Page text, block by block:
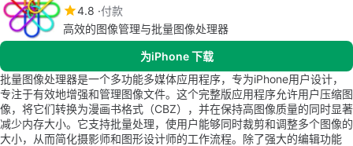
4.8 付款
高效的图像管理与批量图像处理器
为iPhone 下载
批量图像处理器是一个多功能多媒体应用程序，专为iPhone用户设计，
专注于有效地增强和管理图像文件。这个完整版应用程序允许用户压缩图
像，将它们转换为漫画书格式（CBZ），并在保持高图像质量的同时显著
减少内存大小。它支持批量处理，使用户能够同时裁剪和调整多个图像的
大小，从而简化摄影师和图形设计师的工作流程。除了强大的编辑功能